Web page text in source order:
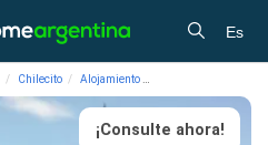
Es
Chilecito Alojamiento
¡Consulte ahora!